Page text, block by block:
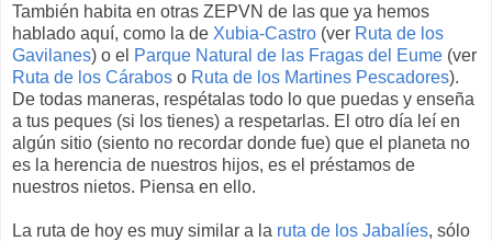
También habita en otras ZEPVN de las que ya hemos
hablado aquí, como la de Xubia-Castro (ver Ruta de los
Gavilanes) o el Parque Natural de las Fragas del Eume (ver
Ruta de los Cárabos o Ruta de los Martines Pescadores).
De todas maneras, respétalas todo lo que puedas y enseña
a tus peques (si los tienes) a respetarlas. El otro día leí en
algún sitio (siento no recordar donde fue) que el planeta no
es la herencia de nuestros hijos, es el préstamos de
nuestros nietos. Piensa en ello.
La ruta de hoy es muy similar a la ruta de los Jabalíes, sólo